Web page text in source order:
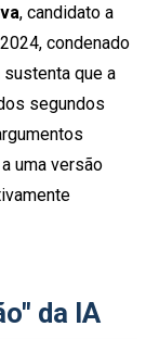
, candidato a
condenado
que a
segundos
uma versão
da IA